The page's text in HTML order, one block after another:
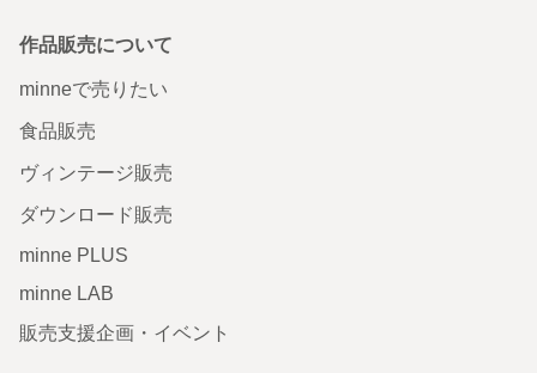
作品販売について
minneで売りたい
食品販売
ヴィンテージ販売
ダウンロード販売
minne PLUS
minne LAB
販売支援企画・イベント